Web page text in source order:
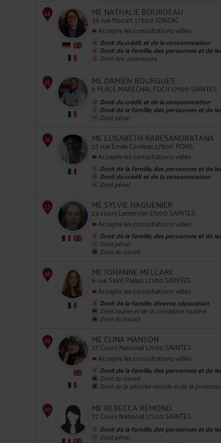
11
12
13
14
ME NATHALIE BOURDEAU
38 rue Mozart 17500 JONZAC
Accepte les consultations vidéo
Droit du crédit et de la consommation
Droit de la famille, des personnes et de
Droit des assurances
ME DAMIEN BOURGUES
6 PLACE MARECHAL FOCH 17100 SAINTES
Droit du crédit et de la consommation
Droit de la famille, des personnes et de
Droit pénal
ME ELISABETH RABESANDRATANA
27 rue Emile Combes 17800 PONS
Accepte les consultations vidéo
Droit de la famille, des personnes et de
Droit du crédit et de la consommation
Droit pénal
ME SYLVIE HAGUENIER
23 cours Lemercier 17100 SAINTES
Accepte les consultations vidéo
Droit de la famille, des personnes et de
Droit pénal
Droit du travail
ME JOHANNE MELCARE
6 rue Saint Pallais 17100 SAINTES
Accepte les consultations vidéo
Droit de la famille, divorce, séparation
Droit routier et de la circulation routière
Droit du travail
ME ELINA MANSON
77 Cours National 17100 SAINTES
Accepte les consultations vidéo
Droit de la famille, des personnes et de
Droit du travail
Droit de la sécurité sociale et de la
ME REBECCA REMOND
77 Cours National 17100 SAINTES
Droit de la famille, des personnes et de
Droit pénal